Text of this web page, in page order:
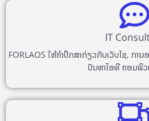
IT
FORLAOS ໃຫ້ຄຳປຶກສາກ່ຽວກັບເວັບໄຊ, ກາ
ປັນຫາໄອທີ ຄອມພິວ